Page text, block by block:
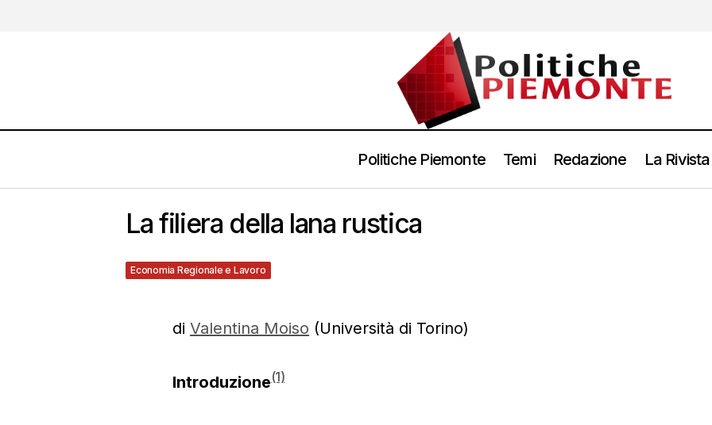
Politiche Piemonte Temi Redazione La Rivista
La filiera della lana rustica
Economia Regionale e Lavoro
30 Gennaio 2013
di Valentina Moiso (Università di Torino)
Introduzione(1)